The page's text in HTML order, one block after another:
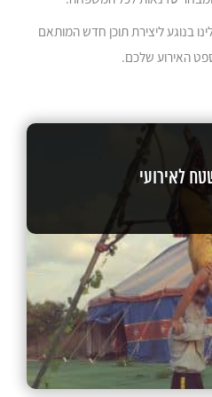
בנוגע ליצירת תוכן חדש המותאם
האירוע שלכם.
לאירועי